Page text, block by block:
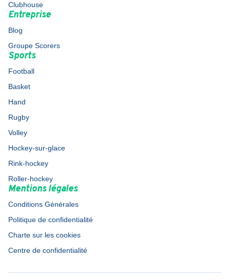
Clubhouse
Entreprise
Blog
Groupe Scorers
Sports
Football
Basket
Hand
Rugby
Volley
Hockey-sur-glace
Rink-hockey
Roller-hockey
Mentions légales
Conditions Générales
Politique de confidentialité
Charte sur les cookies
Centre de confidentialité